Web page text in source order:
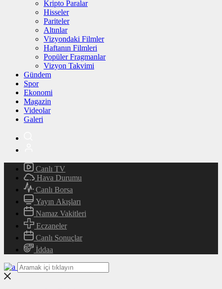
Kripto Paralar
Hisseler
Pariteler
Altınlar
Vizyondaki Filmler
Haftanın Filmleri
Popüler Fragmanlar
Vizyon Takvimi
Gündem
Spor
Ekonomi
Magazin
Videolar
Galeri
Canlı TV
Hava Durumu
Canlı Borsa
Yayın Akışları
Namaz Vakitleri
Eczaneler
Canlı Sonuçlar
İddaa